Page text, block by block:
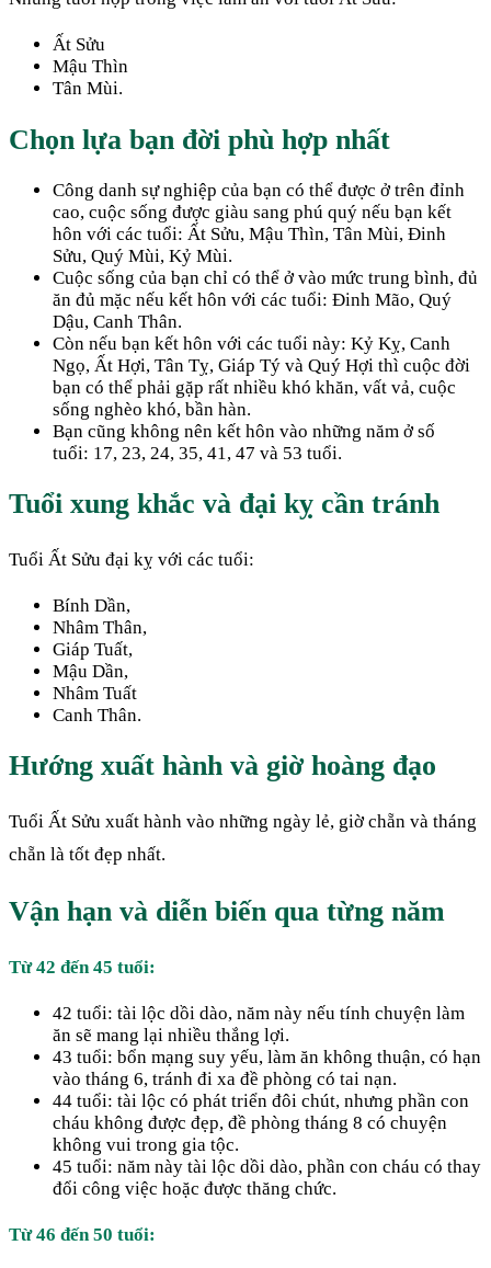
Ất Sửu
Mậu Thìn
Tân Mùi.
Chọn lựa bạn đời phù hợp nhất
Công danh sự nghiệp của bạn có thể được ở trên đỉnh
cao, cuộc sống được giàu sang phú quý nếu bạn kết
hôn với các tuổi: Ất Sửu, Mậu Thìn, Tân Mùi, Đinh
Sửu, Quý Mùi, Kỷ Mùi.
Cuộc sống của bạn chỉ có thể ở vào mức trung bình, đủ
ăn đủ mặc nếu kết hôn với các tuổi: Đinh Mão, Quý
Dậu, Canh Thân.
Còn nếu bạn kết hôn với các tuổi này: Kỷ Kỵ, Canh
Ngọ, Ất Hợi, Tân Tỵ, Giáp Tý và Quý Hợi thì cuộc đời
bạn có thể phải gặp rất nhiều khó khăn, vất vả, cuộc
sống nghèo khó, bần hàn.
Bạn cũng không nên kết hôn vào những năm ở số
tuổi: 17, 23, 24, 35, 41, 47 và 53 tuổi.
Tuổi xung khắc và đại kỵ cần tránh
Tuổi Ất Sửu đại kỵ với các tuổi:
Bính Dần,
Nhâm Thân,
Giáp Tuất,
Mậu Dần,
Nhâm Tuất
Canh Thân.
Hướng xuất hành và giờ hoàng đạo
Tuổi Ất Sửu xuất hành vào những ngày lẻ, giờ chẵn và tháng
chẵn là tốt đẹp nhất.
Vận hạn và diễn biến qua từng năm
Từ 42 đến 45 tuổi:
42 tuổi: tài lộc dồi dào, năm này nếu tính chuyện làm
ăn sẽ mang lại nhiều thắng lợi.
43 tuổi: bổn mạng suy yếu, làm ăn không thuận, có hạn
vào tháng 6, tránh đi xa đề phòng có tai nạn.
44 tuổi: tài lộc có phát triển đôi chút, nhưng phần con
cháu không được đẹp, đề phòng tháng 8 có chuyện
không vui trong gia tộc.
45 tuổi: năm này tài lộc dồi dào, phần con cháu có thay
đổi công việc hoặc được thăng chức.
Từ 46 đến 50 tuổi: